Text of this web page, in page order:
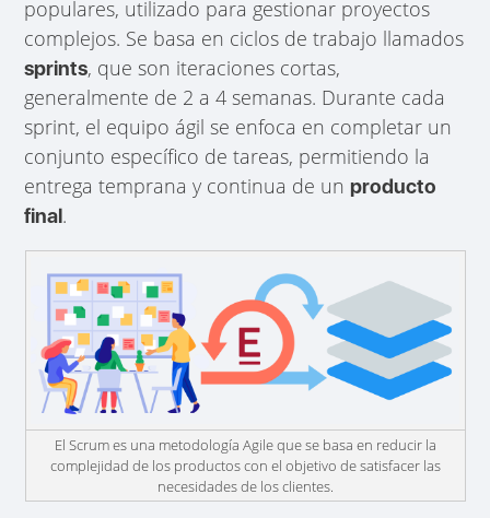
populares, utilizado para gestionar proyectos
complejos. Se basa en ciclos de trabajo llamados
sprints, que son iteraciones cortas,
generalmente de 2 a 4 semanas. Durante cada
sprint, el equipo ágil se enfoca en completar un
conjunto específico de tareas, permitiendo la
entrega temprana y continua de unproducto
final.
El Scrum es una metodología Agile que se basa en reducir la
complejidad de los productos con el objetivo de satisfacer las
necesidades de los clientes.